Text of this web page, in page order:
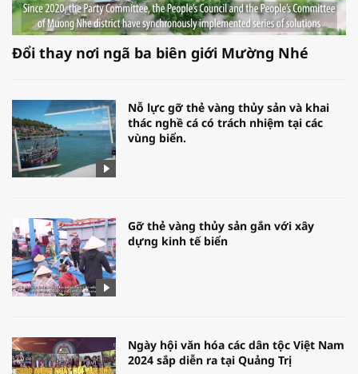
Đổi thay nơi ngã ba biên giới Mường Nhé
Nỗ lực gỡ thẻ vàng thủy sản và khai
thác nghề cá có trách nhiệm tại các
vùng biển.
Gỡ thẻ vàng thủy sản gắn với xây
dựng kinh tế biển
Ngày hội văn hóa các dân tộc Việt Nam
2024 sắp diễn ra tại Quảng Trị